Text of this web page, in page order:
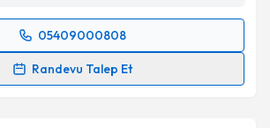
05409000808
Randevu Talep Et
Talebi